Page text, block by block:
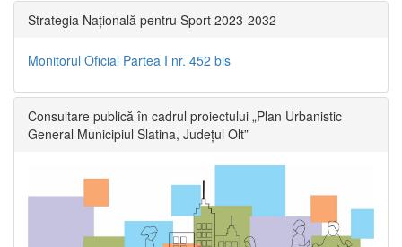
Strategia Națională pentru Sport 2023-2032
Monitorul Oficial Partea I nr. 452 bis
Consultare publică în cadrul proiectului „Plan Urbanistic
General Municipiul Slatina, Județul Olt”